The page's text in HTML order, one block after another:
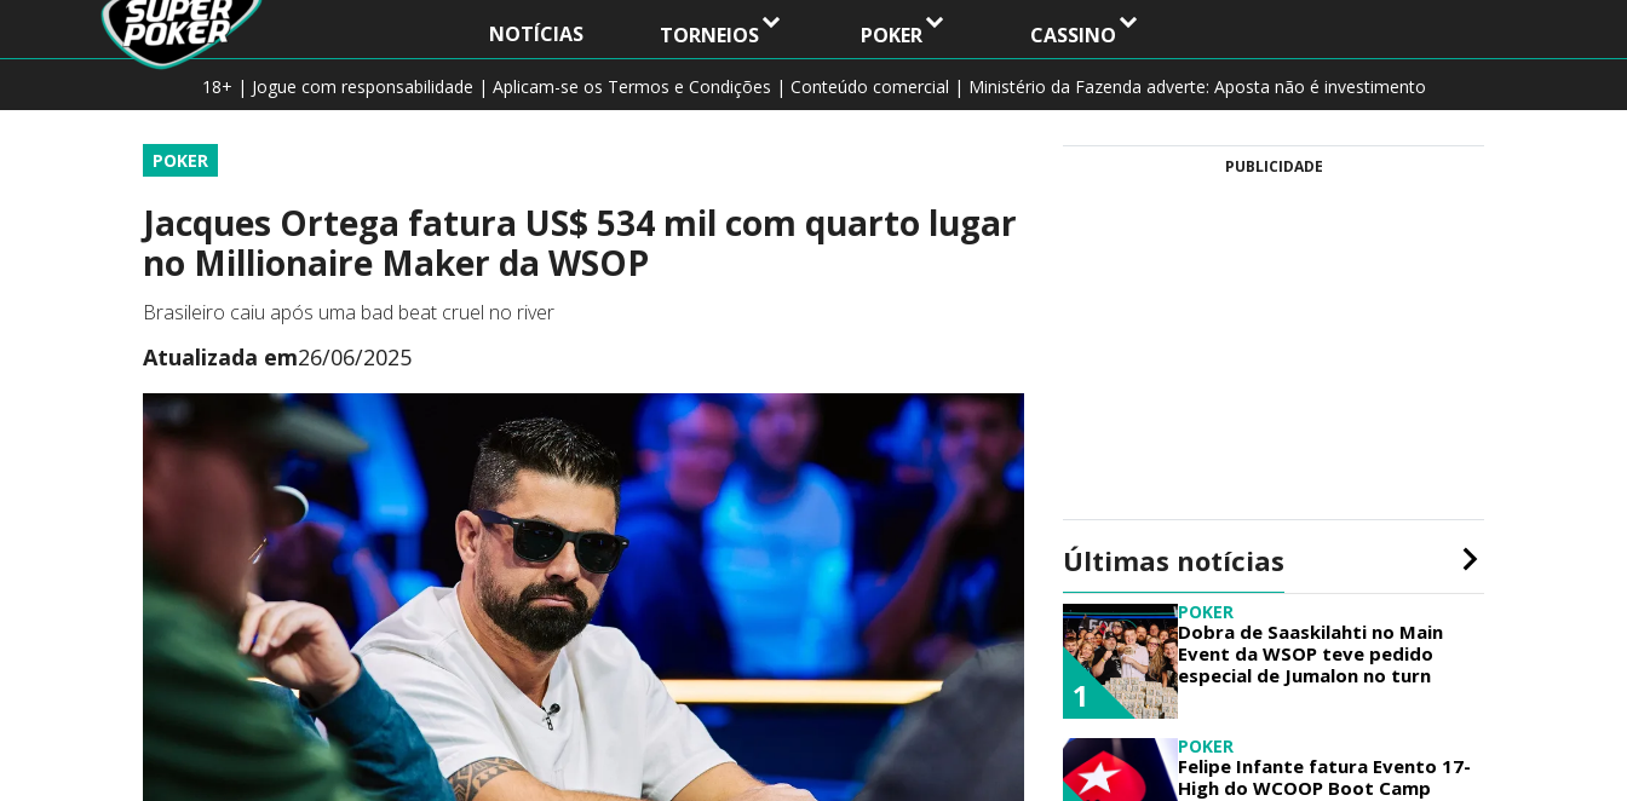
NOTÍCIAS TORNEIOS POKER CASSINO
18+ | Jogue com responsabilidade | Aplicam-se os Termos e Condições | Conteúdo comercial | Ministério da Fazenda adverte: Aposta não é investimento
POKER
Jacques Ortega fatura US$ 534 mil com quarto lugar
no Millionaire Maker da WSOP
Brasileiro caiu após uma bad beat cruel no river
Atualizada em26/06/2025
PUBLICIDADE
Últimas notícias
POKER
Dobra de Saaskilahti no Main
Event da WSOP teve pedido
especial de Jumalon no turn
1
POKER
Felipe Infante fatura Evento 17-
High do WCOOP Boot Camp